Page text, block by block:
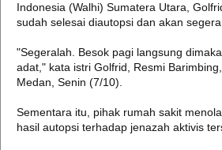
Indonesia (Walhi) Sumatera Utara,
sudah selesai diautopsi dan akan segera
"Segeralah. Besok pagi langsung
adat," kata istri Golfrid, Resmi
Medan, Senin (7/10).
Sementara itu, pihak rumah sakit
hasil autopsi terhadap jenazah aktivis